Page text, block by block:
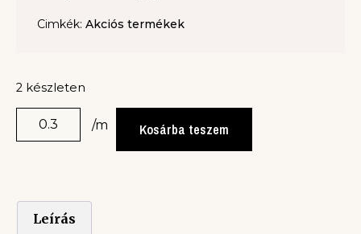
Cimkék: Akciós termékek
2 készleten
/m Kosárba teszem
Leírás